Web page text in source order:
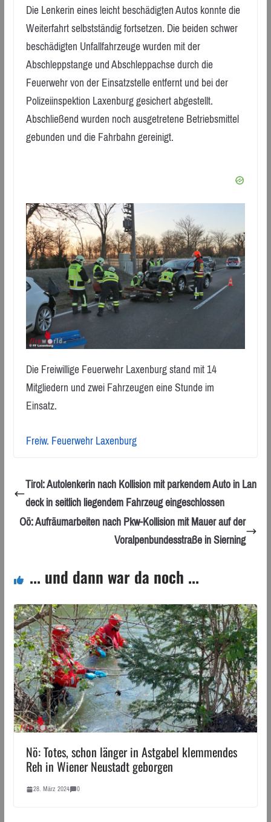
Die Lenkerin eines leicht beschädigten Autos konnte die
Weiterfahrt selbstständig fortsetzen. Die beiden schwer
beschädigten Unfallfahrzeuge wurden mit der
Abschleppstange und Abschleppachse durch die
Feuerwehr von der Einsatzstelle entfernt und bei der
Polizeiinspektion Laxenburg gesichert abgestellt.
Abschließend wurden noch ausgetretene Betriebsmittel
gebunden und die Fahrbahn gereinigt.
Die Freiwillige Feuerwehr Laxenburg stand mit 14
Mitgliedern und zwei Fahrzeugen eine Stunde im
Einsatz.
Freiw. Feuerwehr Laxenburg
Tirol: Autolenkerin nach Kollision mit parkendem Auto in Lan
deck in seitlich liegendem Fahrzeug eingeschlossen
Oö: Aufräumarbeiten nach Pkw-Kollision mit Mauer auf der
Voralpenbundesstraße in Sierning
... und dann war da noch ...
Nö: Totes, schon länger in Astgabel klemmendes
Reh in Wiener Neustadt geborgen
28. März 2024 0